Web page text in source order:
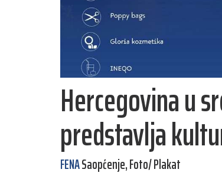
Hercegovina u
predstavlja
FENASaopćenje, Foto/ Plakat